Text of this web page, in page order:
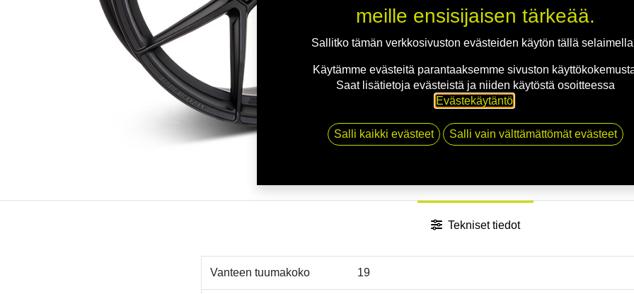
Jaa
Toimitusehdot
Tekniset tiedot
Vanteen tuumakoko 19
meille ensisijaisen tärkeää.
Sallitko tämän verkkosivuston evästeiden käytön tällä
Käytämme evästeitä parantaaksemme sivuston
Saat lisätietoja evästeistä ja niiden käytöstä osoitteessa
Evästekäytäntö.
Salli kaikki evästeet Salli vain välttämättömät evästeet